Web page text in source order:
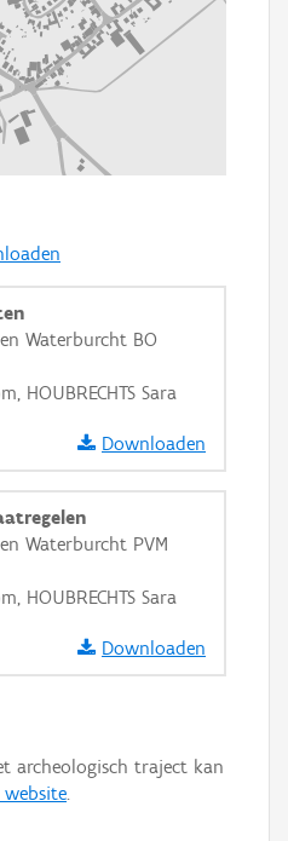
grijswaarden
Waterburcht BO
HOUBRECHTS Sara
Downloaden
Waterburcht PVM
HOUBRECHTS Sara
Downloaden
archeologisch traject kan
.